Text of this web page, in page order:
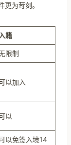
为苛刻。
入籍
限制
以加入
以
以免签入境14